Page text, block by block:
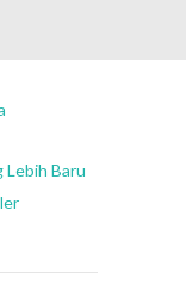
Lebih Baru